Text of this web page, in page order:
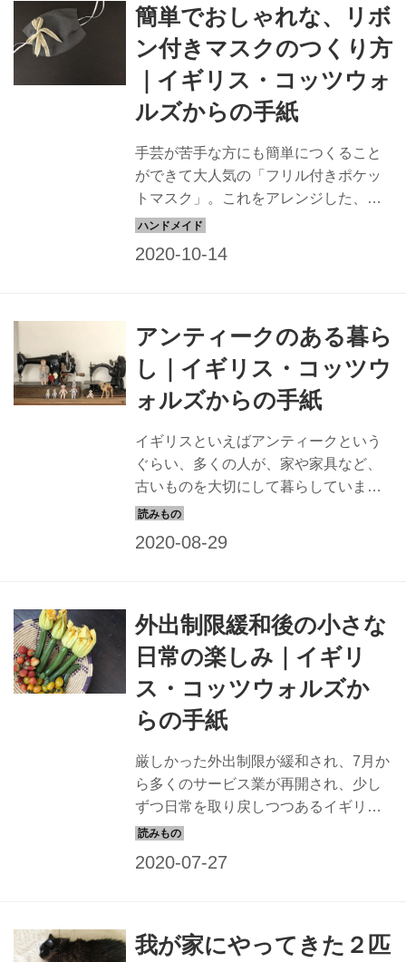
簡単でおしゃれな、リボ
ン付きマスクのつくり方
｜イギリス・コッツウォ
ルズからの手紙
手芸が苦手な方にも簡単につくること
ができて大人気の「フリル付きポケッ
トマスク」。これをアレンジした、リ
ボンがかわいいマスクのつくり方を教
って、自分なりにアレンジしてお楽し
みください。
アンティークのある暮ら
し｜イギリス・コッツウ
ォルズからの手紙
イギリスといえばアンティークという
ぐらい、多くの人が、家や家具など、
古いものを大切にして暮らしていま
す。ひとことにアンティークといって
に移住したコヅエ・ガーナーさんか
ら、そんなイギリスのアンティークの
ある暮らしをレポートしてもらいまし
た。
外出制限緩和後の小さな
日常の楽しみ｜イギリ
ス・コッツウォルズか
らの手紙
厳しかった外出制限が緩和され、7月か
ら多くのサービス業が再開され、少し
ずつ日常を取り戻しつつあるイギリ
ス。古きよき田園景色が広がるコッツ
我が家にやってきた２匹